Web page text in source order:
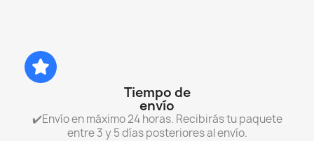
Tiempo de
envío
✔️Envío en máximo 24 horas. Recibirás tu paquete
entre 3 y 5 días posteriores al envío.